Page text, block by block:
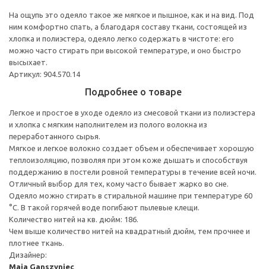
На ощупь это одеяло такое же мягкое и пышное, как и на вид. Под
ним комфортно спать, а благодаря составу ткани, состоящей из
хлопка и полиэстера, одеяло легко содержать в чистоте: его
можно часто стирать при высокой температуре, и оно быстро
высыхает.
Артикул: 904.570.14
Подробнее о товаре
Легкое и простое в уходе одеяло из смесовой ткани из полиэстера
и хлопка с мягким наполнителем из полого волокна из
переработанного сырья.
Мягкое и легкое волокно создает объем и обеспечивает хорошую
теплоизоляцию, позволяя при этом коже дышать и способствуя
поддержанию в постели ровной температуры в течение всей ночи.
Отличный выбор для тех, кому часто бывает жарко во сне.
Одеяло можно стирать в стиральной машине при температуре 60
°C. В такой горячей воде погибают пылевые клещи.
Количество нитей на кв. дюйм: 186.
Чем выше количество нитей на квадратный дюйм, тем прочнее и
плотнее ткань.
Дизайнер:
Maja Ganszyniec